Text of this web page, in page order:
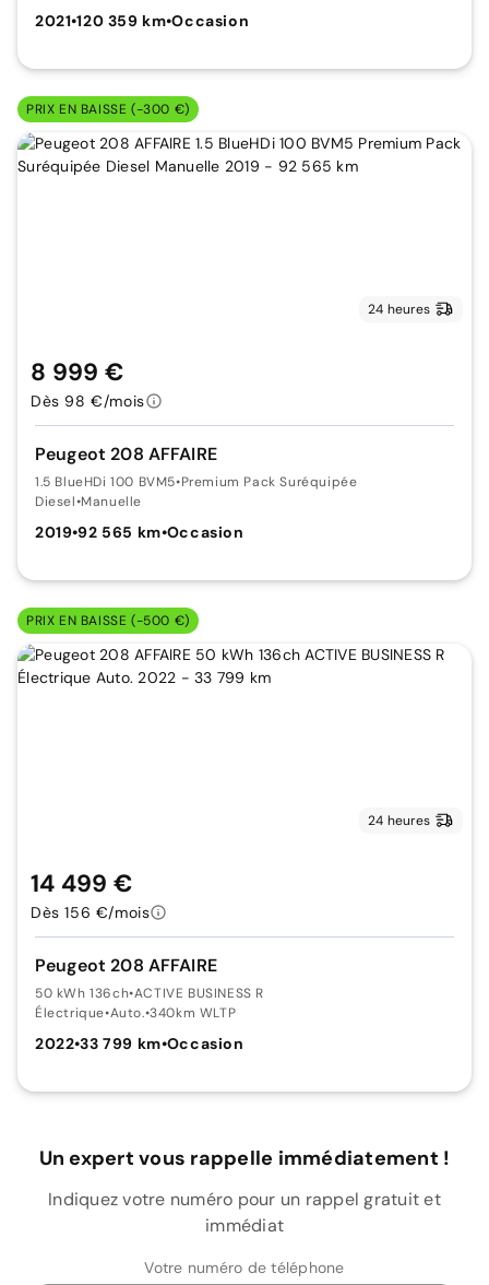
2021•120 359 km•Occasion
PRIX EN BAISSE (-300 €)
24 heures
Peugeot 208 AFFAIRE
1.5 BlueHDi 100 BVM5•Premium Pack Suréquipée
Diesel•Manuelle
2019•92 565 km•Occasion
8 999 €
Dès 98 €/mois
PRIX EN BAISSE (-500 €)
24 heures
Peugeot 208 AFFAIRE
50 kWh 136ch•ACTIVE BUSINESS R
Électrique•Auto.•340km WLTP
2022•33 799 km•Occasion
14 499 €
Dès 156 €/mois
Un expert vous rappelle immédiatement !
Indiquez votre numéro pour un rappel gratuit et
immédiat
Votre numéro de téléphone